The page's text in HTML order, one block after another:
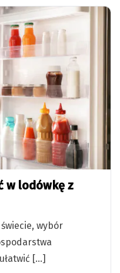
w lodówkę z
wybór
[…]